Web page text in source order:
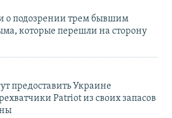
о подозрении трем бывшим
которые перешли на сторону
предоставить Украине
Patriot из своих запасов